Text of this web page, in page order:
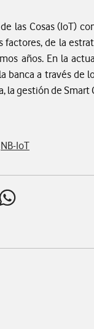
las Cosas (IoT)
de la
años. En la
banca a través de
gestión de
NB-IoT
en mailen linkedin
para compartir en
para
Abrir ventana para